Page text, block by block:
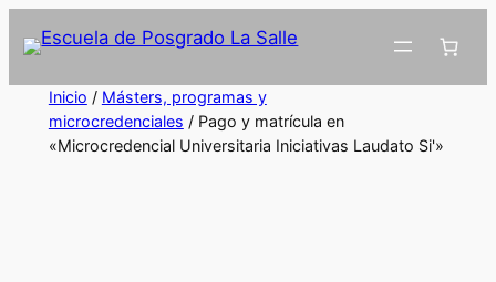
Inicio / Másters, programas y
microcredenciales / Pago y matrícula en
«Microcredencial Universitaria Iniciativas Laudato Si'»